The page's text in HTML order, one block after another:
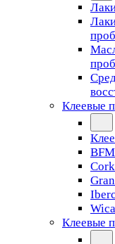
Клеевые
Клеевые